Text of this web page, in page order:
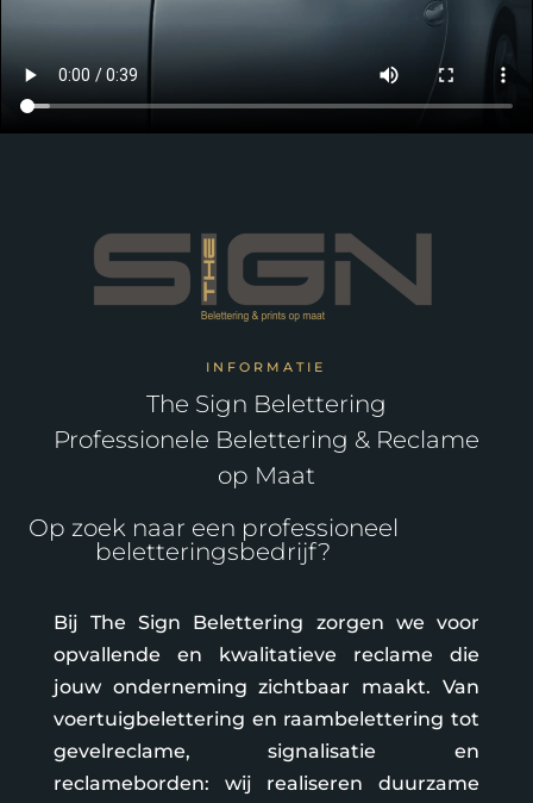
INFORMATIE
The Sign Belettering
Professionele Belettering & Reclame
op Maat
Op zoek naar een professioneel
beletteringsbedrijf?
Bij The Sign Belettering zorgen we voor
opvallende en kwalitatieve reclame die
jouw onderneming zichtbaar maakt. Van
voertuigbelettering en raambelettering tot
gevelreclame, signalisatie en
reclameborden: wij realiseren duurzame